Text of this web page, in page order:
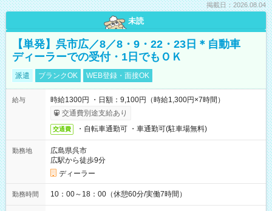
掲載日：2026.08.04
未読
【単発】呉市広／8／8・9・22・23日＊自動車
ディーラーでの受付・1日でもＯＫ
派遣 ブランクOK WEB登録・面接OK
給与
時給1300円 ・日額：9,100円（時給1,300円×7時間）
交通費別途支給あり
交通費 ・自転車通勤可 ・車通勤可(駐車場無料)
勤務地
広島県呉市
広駅から徒歩9分
ディーラー
勤務時間 10：00～18：00（休憩60分/実働7時間）